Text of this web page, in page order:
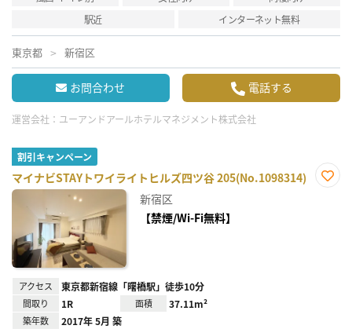
駅近
インターネット無料
東京都 新宿区
お問合わせ 電話する
運営会社： ユーアンドアールホテルマネジメント株式会社
割引キャンペーン
マイナビSTAYトワイライトヒルズ四ツ谷 205(No.1098314)
新宿区
【禁煙/Wi-Fi無料】
アクセス 東京都新宿線「曙橋駅」徒歩10分
間取り 1R 面積 37.11m²
築年数 2017年 5月 築